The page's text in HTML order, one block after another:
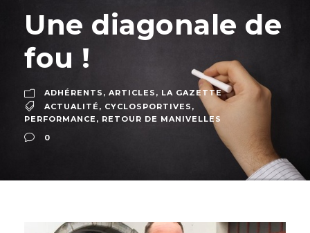
Une diagonale de
fou !
ADHÉRENTS , ARTICLES , LA GAZETTE
ACTUALITÉ , CYCLOSPORTIVES ,
PERFORMANCE , RETOUR DE MANIVELLES
0